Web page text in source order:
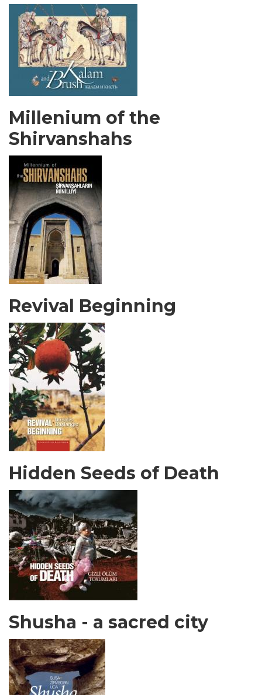
Millenium of the
Shirvanshahs
Revival Beginning
Hidden Seeds of Death
Shusha - a sacred city